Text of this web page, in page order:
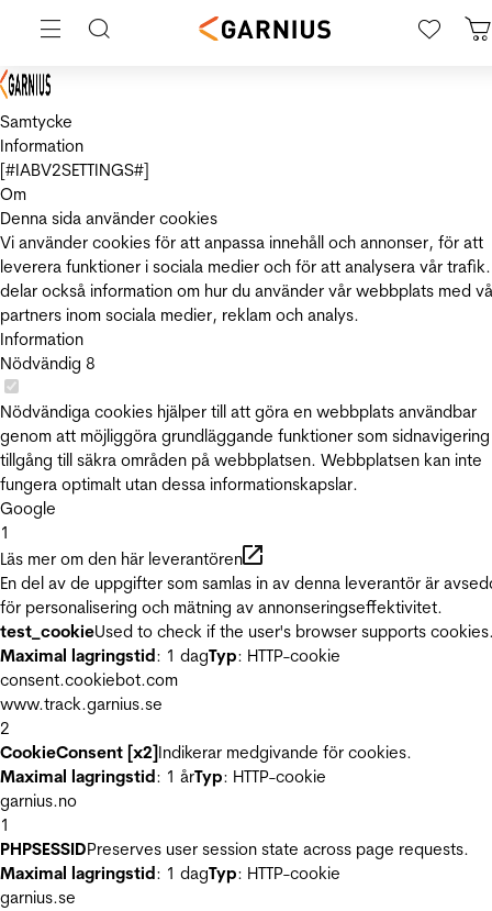
Samtycke
Information
[#IABV2SETTINGS#]
Om
Denna sida använder cookies
Vi använder cookies för att anpassa innehåll och annonser, för att
leverera funktioner i sociala medier och för att analysera vår
delar också information om hur du använder vår webbplats med
partners inom sociala medier, reklam och analys.
Information
Nödvändig 8
Nödvändiga cookies hjälper till att göra en webbplats användbar
genom att möjliggöra grundläggande funktioner som
tillgång till säkra områden på webbplatsen. Webbplatsen kan inte
fungera optimalt utan dessa informationskapslar.
Google
1
Läs mer om den här leverantören
En del av de uppgifter som samlas in av denna leverantör är
för personalisering och mätning av annonseringseffektivitet.
test_cookieUsed to check if the user's browser supports
Maximal lagringstid: 1 dagTyp: HTTP-cookie
consent.cookiebot.com
www.track.garnius.se
2
CookieConsent [x2]Indikerar medgivande för cookies.
Maximal lagringstid: 1 årTyp: HTTP-cookie
garnius.no
1
PHPSESSIDPreserves user session state across page requests.
Maximal lagringstid: 1 dagTyp: HTTP-cookie
garnius.se